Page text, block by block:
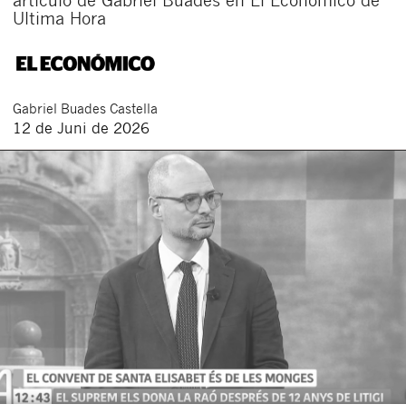
Ultima Hora
Gabriel Buades Castella
12 de Juni de 2026